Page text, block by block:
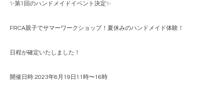
✨第1回のハンドメイドイベント決定✨
FRCA親子でサマーワークショップ！夏休みのハンドメイド体験！
日程が確定いたしました！
開催日時:2023年8月19日11時〜16時